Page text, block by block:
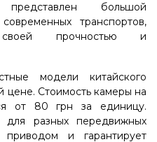
представлен большой
транспортов,
прочностью и
модели китайского
цене. Стоимость камеры на
от 80 грн за единицу.
для разных передвижных
приводом и гарантирует